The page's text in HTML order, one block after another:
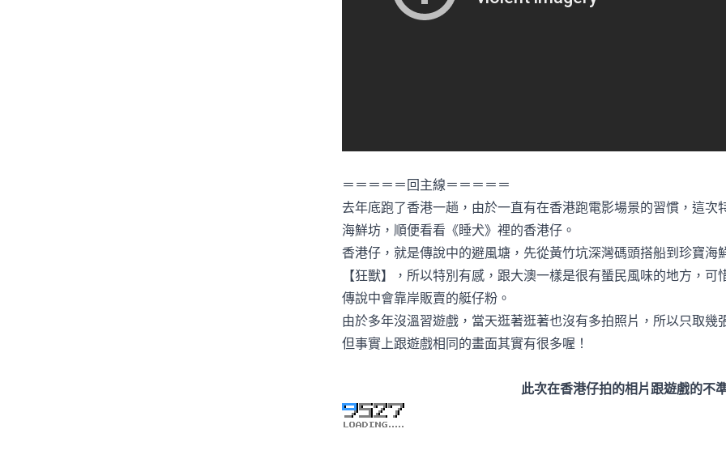
＝＝＝＝＝回主線＝＝＝＝＝
去年底跑了香港一趟，由於一直有在香港跑電影場景的習慣，這次
海鮮坊，順便看看《睡犬》裡的香港仔。
香港仔，就是傳說中的避風塘，先從黃竹坑深灣碼頭搭船到珍寶
【狂獸】，所以特別有感，跟大澳一樣是很有蜑民風味的地方，
傳說中會靠岸販賣的艇仔粉。
由於多年沒溫習遊戲，當天逛著逛著也沒有多拍照片，所以只取幾
但事實上跟遊戲相同的畫面其實有很多喔！
此次在香港仔拍的相片跟遊戲的不